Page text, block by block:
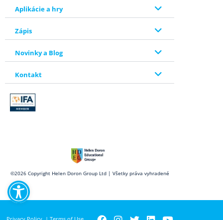
Open toolbar
Aplikácie a hry
Zápis
Novinky a Blog
Kontakt
©2026 Copyright Helen Doron Group Ltd | Všetky práva vyhradené